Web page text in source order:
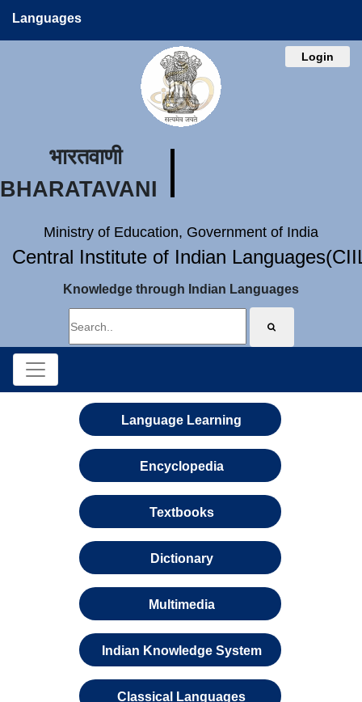
Languages
Login
भारतवाणी
BHARATAVANI
Ministry of Education, Government of India
Central Institute of Indian
Knowledge through Indian Languages
Language Learning
Encyclopedia
Textbooks
Dictionary
Multimedia
Indian Knowledge System
Classical Languages